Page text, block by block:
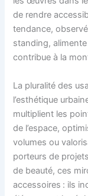
de rendre
tendance,
standing,
contribue à la
La pluralité des
l’esthétique
multiplient les
de l’espace,
volumes ou
porteurs de
de beauté, ces
accessoires : ils